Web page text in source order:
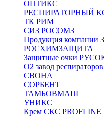
ОПТИКС
РЕСПИРАТОРНЫЙ
ТК РИМ
СИЗ РОСОМЗ
Продукция компании
РОСХИМЗАЩИТА
Защитные очки
О2 завод респираторов
СВОНА
СОРБЕНТ
ТАМБОВМАШ
УНИКС
Крем СКС PROFLINE